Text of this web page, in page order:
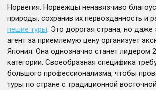
Киргизия
Китай
Кольский полуостров
Коста-Рика
Шри-Ланка
Эфиопия
Япония
Норвегия. Норвежцы ненавязчиво
природы, сохранив их первозданность и
пешие туры . Это дорогая страна, но
агент за приемлемую цену организует
Япония. Она однозначно станет лидером
категории. Своеобразная специфика
большого профессионализма, чтобы
туры по стране с традиционной